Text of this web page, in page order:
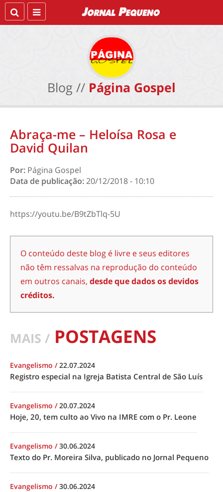
Blog // Página Gospel
Abraça-me – Heloísa Rosa e
David Quilan
Por: Página Gospel
Data de publicação:20/12/2018 - 10:10
https://youtu.be/B9tZbTlq-5U
O conteúdo deste blog é livre e seus editores
não têm ressalvas na reprodução do conteúdo
em outros canais, desde que dados os devidos
créditos.
MAIS / POSTAGENS
Evangelismo /22.07.2024
Registro especial na Igreja Batista Central de São Luís
Evangelismo /20.07.2024
Hoje, 20, tem culto ao Vivo na IMRE com o Pr. Leone
Evangelismo /30.06.2024
Texto do Pr. Moreira Silva, publicado no Jornal Pequeno
Evangelismo /30.06.2024